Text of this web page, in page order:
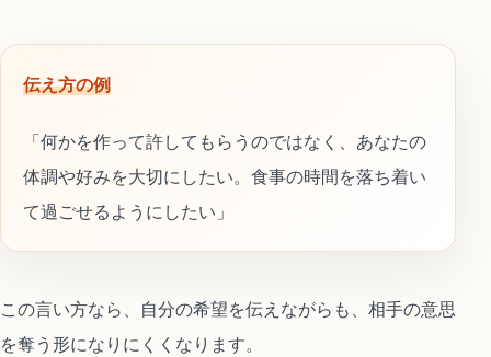
伝え方の例
「何かを作って許してもらうのではなく、あなたの
体調や好みを大切にしたい。食事の時間を落ち着い
て過ごせるようにしたい」
この言い方なら、自分の希望を伝えながらも、相手の意思
を奪う形になりにくくなります。